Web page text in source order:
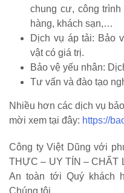
chung cư, công
hàng, khách sạn,…
Dịch vụ áp tải: Bảo
vật có giá trị.
Bảo vệ yếu nhân:
Tư vấn và đào tạo
Nhiều hơn các dịch vụ
mời xem tại đây: https://
Công ty Việt Dũng với
THỰC – UY TÍN – CHẤT
An toàn tới Quý khách
Chúng tôi.